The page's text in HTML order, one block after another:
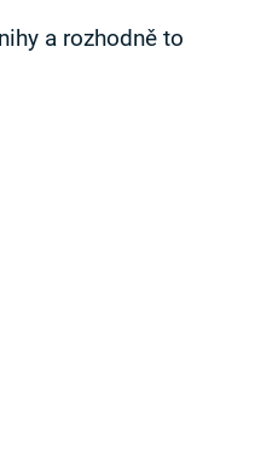
a rozhodně to